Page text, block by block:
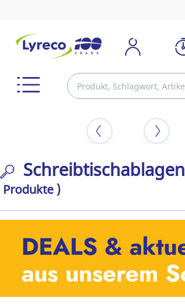
Schreibtischablagen
Produkte )